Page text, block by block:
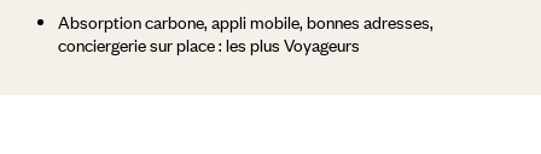
Absorption carbone, appli mobile, bonnes adresses,
conciergerie sur place : les plus Voyageurs